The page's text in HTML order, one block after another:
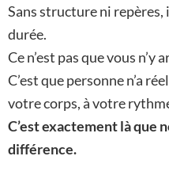
Sans structure ni
durée.
Ce n’est pas que vous n’y
C’est que personne n’a
votre corps, à votre
C’est exactement là que
différence.